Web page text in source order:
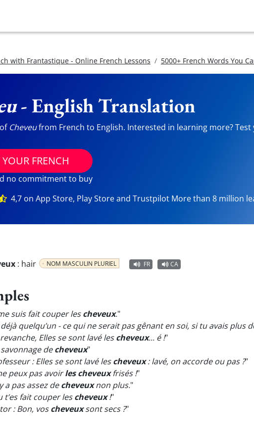
with Frantastique - Online French Lessons 5000+ French Words You
- English Translation
Cheveufrom French to English. Interested in learning more?
YOUR FRENCH
no commitment to buy
4,7 on App Store, Play Store and Trustpilot More than 8 million
: hair NOM MASCULIN PLURIEL FR CA
suis fait couper lescheveux."
déjà quelqu’un - ce qui ne serait pas gênant en soi, si tu avais plus
Elles se sont lavé lescheveux... é !"
decheveux"
: Elles se sont lavé lescheveux: lavé, on accorde ou pas ?"
peux pas avoirles cheveuxfrisés !"
a pas assez decheveuxnon plus."
t’es fait couper lescheveux!"
: Bon, voscheveuxsont secs ?"